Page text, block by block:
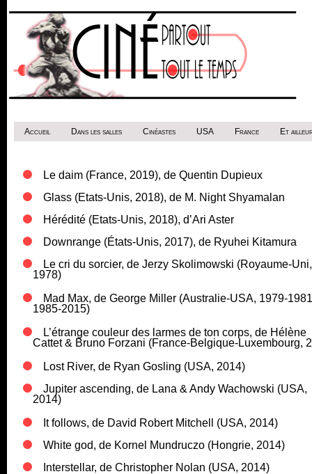
Accueil Dans les salles Cinéastes USA France Et
Le daim (France, 2019), de Quentin Dupieux
Glass (Etats-Unis, 2018), de M. Night Shyamalan
Hérédité (Etats-Unis, 2018), d’Ari Aster
Downrange (États-Unis, 2017), de Ryuhei Kitamura
Le cri du sorcier, de Jerzy Skolimowski (Royaume-Uni,
1978)
Mad Max, de George Miller (Australie-USA, 1979-
1985-2015)
L’étrange couleur des larmes de ton corps, de Hélène
Cattet & Bruno Forzani (France-Belgique-Luxembourg,
Lost River, de Ryan Gosling (USA, 2014)
Jupiter ascending, de Lana & Andy Wachowski (USA,
2014)
It follows, de David Robert Mitchell (USA, 2014)
White god, de Kornel Mundruczo (Hongrie, 2014)
Interstellar, de Christopher Nolan (USA, 2014)